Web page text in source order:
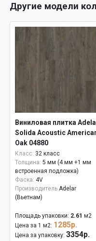
Другие модели
Виниловая плитка
Solida Acoustic
Oak 04880
Класс: 32 класс
Толщина: 5 мм (4 мм +1 мм
встроенная подложка)
Фаска: 4V
Производитель Adelar
(Вьетнам)
Площадь упаковки: 2.61 м2
Цена за 1 м2: 1285р.
Цена за упаковку: 3354р.